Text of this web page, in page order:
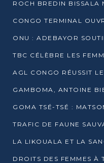
ONU : ADEBAYOR